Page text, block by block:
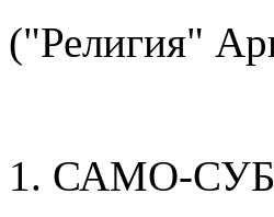
("Религия"
1. САМО-